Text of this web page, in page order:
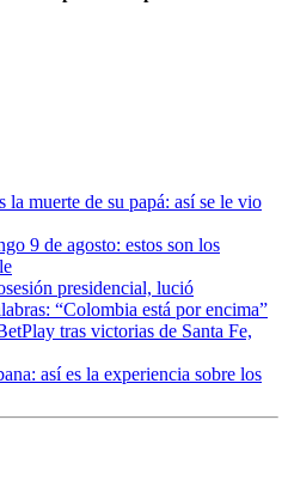
la muerte de su papá: así se le vio
9 de agosto: estos son los
presidencial, lució
“Colombia está por encima”
tras victorias de Santa Fe,
así es la experiencia sobre los